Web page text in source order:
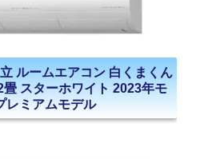
ルームエアコン 白くまくん
スターホワイト 2023年モ
レミアムモデル